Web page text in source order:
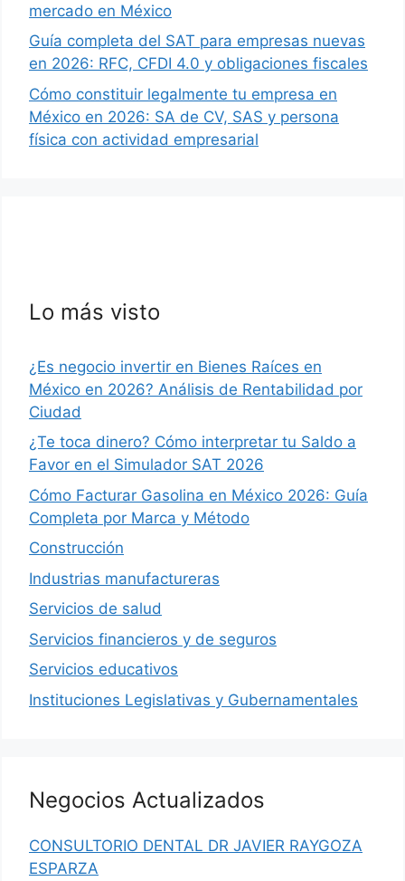
mercado en México
Guía completa del SAT para empresas nuevas
en 2026: RFC, CFDI 4.0 y obligaciones fiscales
Cómo constituir legalmente tu empresa en
México en 2026: SA de CV, SAS y persona
física con actividad empresarial
Lo más visto
¿Es negocio invertir en Bienes Raíces en
México en 2026? Análisis de Rentabilidad por
Ciudad
¿Te toca dinero? Cómo interpretar tu Saldo a
Favor en el Simulador SAT 2026
Cómo Facturar Gasolina en México 2026: Guía
Completa por Marca y Método
Construcción
Industrias manufactureras
Servicios de salud
Servicios financieros y de seguros
Servicios educativos
Instituciones Legislativas y Gubernamentales
Negocios Actualizados
CONSULTORIO DENTAL DR JAVIER RAYGOZA
ESPARZA